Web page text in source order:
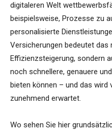
digitaleren Welt
beispielsweise, Prozesse zu
personalisierte
Versicherungen bedeutet das
Effizienzsteigerung, sondern
noch schnellere, genauere
bieten können – und das wird
zunehmend erwartet.
Wo sehen Sie hier